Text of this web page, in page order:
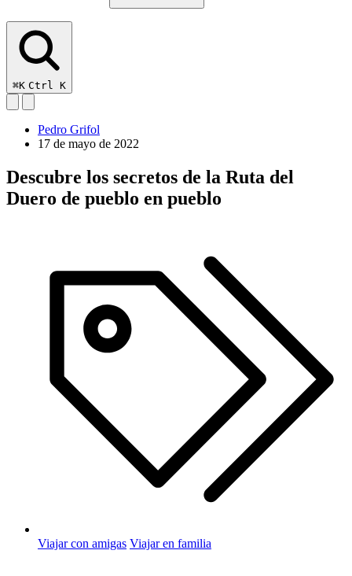
⌘K Ctrl K
Pedro Grifol
17 de mayo de 2022
Descubre los secretos de la Ruta del
Duero de pueblo en pueblo
Viajar con amigas Viajar en familia